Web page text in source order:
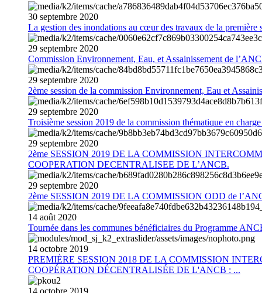
30 septembre 2020
La gestion des inondations au cœur des travaux de la première
29 septembre 2020
Commission Environnement, Eau, et Assainissement de
29 septembre 2020
2ème session de la commission Environnement, Eau et
29 septembre 2020
Troisième session 2019 de la commission thématique en
29 septembre 2020
2ème SESSION 2019 DE LA COMMISSION
COOPERATION DECENTRALISEE DE L’ANCB.
29 septembre 2020
2ème SESSION 2019 DE LA COMMISSION ODD de
14 août 2020
Tournée dans les communes bénéficiaires du Programme
14 octobre 2019
PREMIÈRE SESSION 2018 DE LA COMMISSION
COOPÉRATION DÉCENTRALISÉE DE L'ANCB : ...
14 octobre 2019